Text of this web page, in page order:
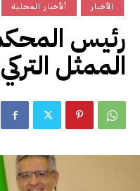
ألأخبار المحلية الأخبار
رئيس
الممثل